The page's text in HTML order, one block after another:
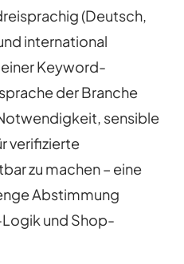
(Deutsch,
international
Keyword-
der Branche
sensible
verifizierte
zu machen – eine
Abstimmung
und Shop-